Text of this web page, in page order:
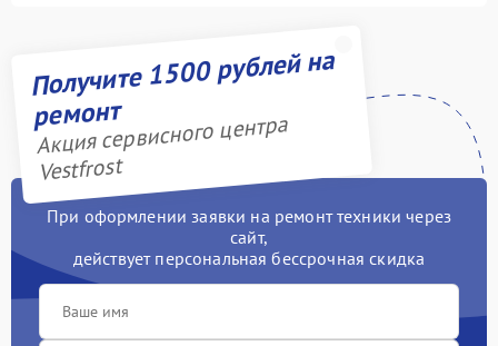
Получите 1500 рублей на
ремонт
Акция сервисного центра
Vestfrost
При оформлении заявки на ремонт техники через
сайт,
действует персональная бессрочная скидка